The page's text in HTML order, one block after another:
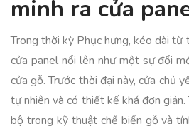
minh ra cửa
Trong thời kỳ Phục hưng, kéo dài
cửa panel nổi lên như một sự đổi
cửa gỗ. Trước thời đại này, cửa chủ
tự nhiên và có thiết kế khá đơn giản.
bộ trong kỹ thuật chế biến gỗ và